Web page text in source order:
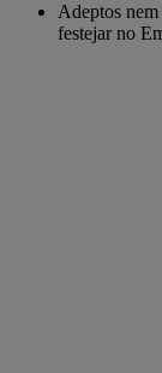
Adeptos
festejar no